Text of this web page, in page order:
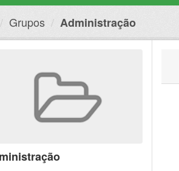
Grupos Administração